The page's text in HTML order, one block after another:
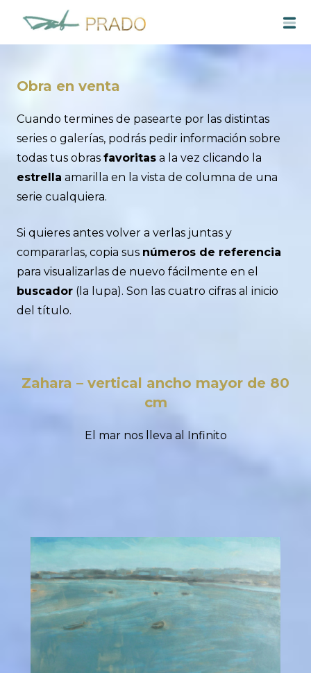
contenido
Obra en venta
Cuando termines de pasearte por las distintas
series o galerías, podrás pedir información sobre
todas tus obrasfavoritas a la vez clicando la
estrella amarilla en la vista de columna de una
serie cualquiera.
Si quieres antes volver a verlas juntas y
compararlas, copia sus números de referencia
para visualizarlas de nuevo fácilmente en el
buscador (la lupa). Son las cuatro cifras al inicio
del título.
Zahara – vertical ancho mayor de 80
cm
El mar nos lleva al Infinito